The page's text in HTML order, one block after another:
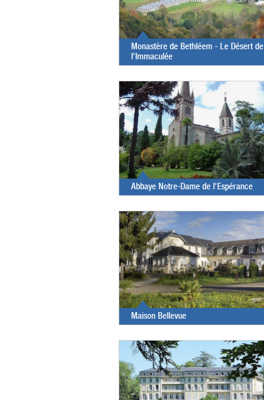
Monastère de Bethléem - Le Désert de
l'Immaculée
Abbaye Notre-Dame de l'Espérance
Maison Bellevue